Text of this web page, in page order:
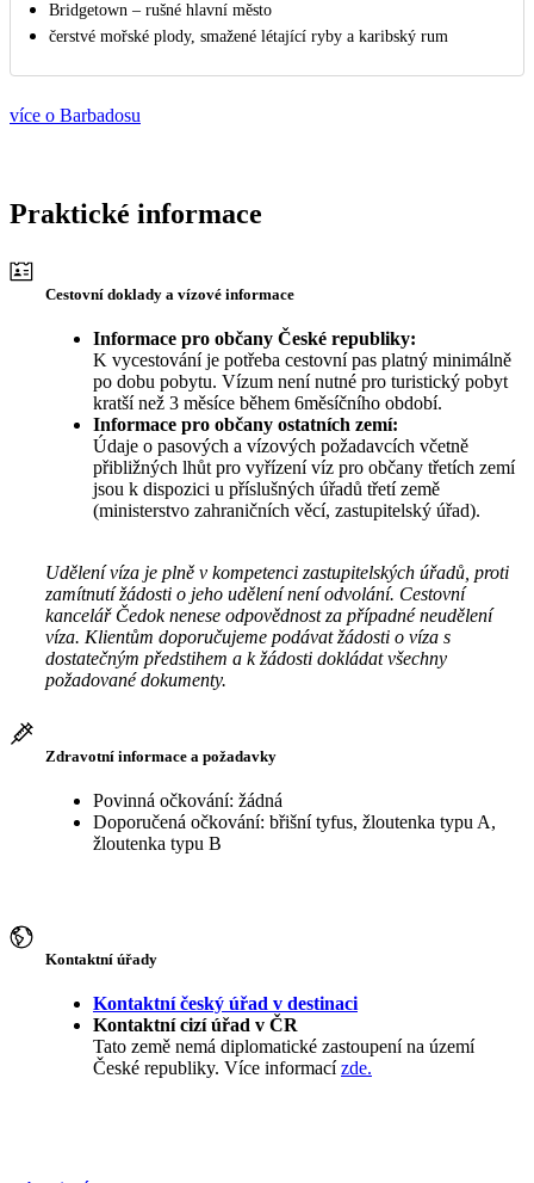
Bridgetown – rušné hlavní město
čerstvé mořské plody, smažené létající ryby a karibský rum
více o Barbadosu
Praktické informace
Cestovní doklady a vízové informace
Informace pro občany České republiky:
K vycestování je potřeba cestovní pas platný minimálně
po dobu pobytu. Vízum není nutné pro turistický pobyt
kratší než 3 měsíce během 6měsíčního období.
Informace pro občany ostatních zemí:
Údaje o pasových a vízových požadavcích včetně
přibližných lhůt pro vyřízení víz pro občany třetích zemí
jsou k dispozici u příslušných úřadů třetí země
(ministerstvo zahraničních věcí, zastupitelský úřad).
Udělení víza je plně v kompetenci zastupitelských úřadů, proti
zamítnutí žádosti o jeho udělení není odvolání. Cestovní
kancelář Čedok nenese odpovědnost za případné neudělení
víza. Klientům doporučujeme podávat žádosti o víza s
dostatečným předstihem a k žádosti dokládat všechny
požadované dokumenty.
Zdravotní informace a požadavky
Povinná očkování: žádná
Doporučená očkování: břišní tyfus, žloutenka typu A,
žloutenka typu B
Kontaktní úřady
Kontaktní český úřad v destinaci
Kontaktní cizí úřad v ČR
Tato země nemá diplomatické zastoupení na území
České republiky. Více informacízde.